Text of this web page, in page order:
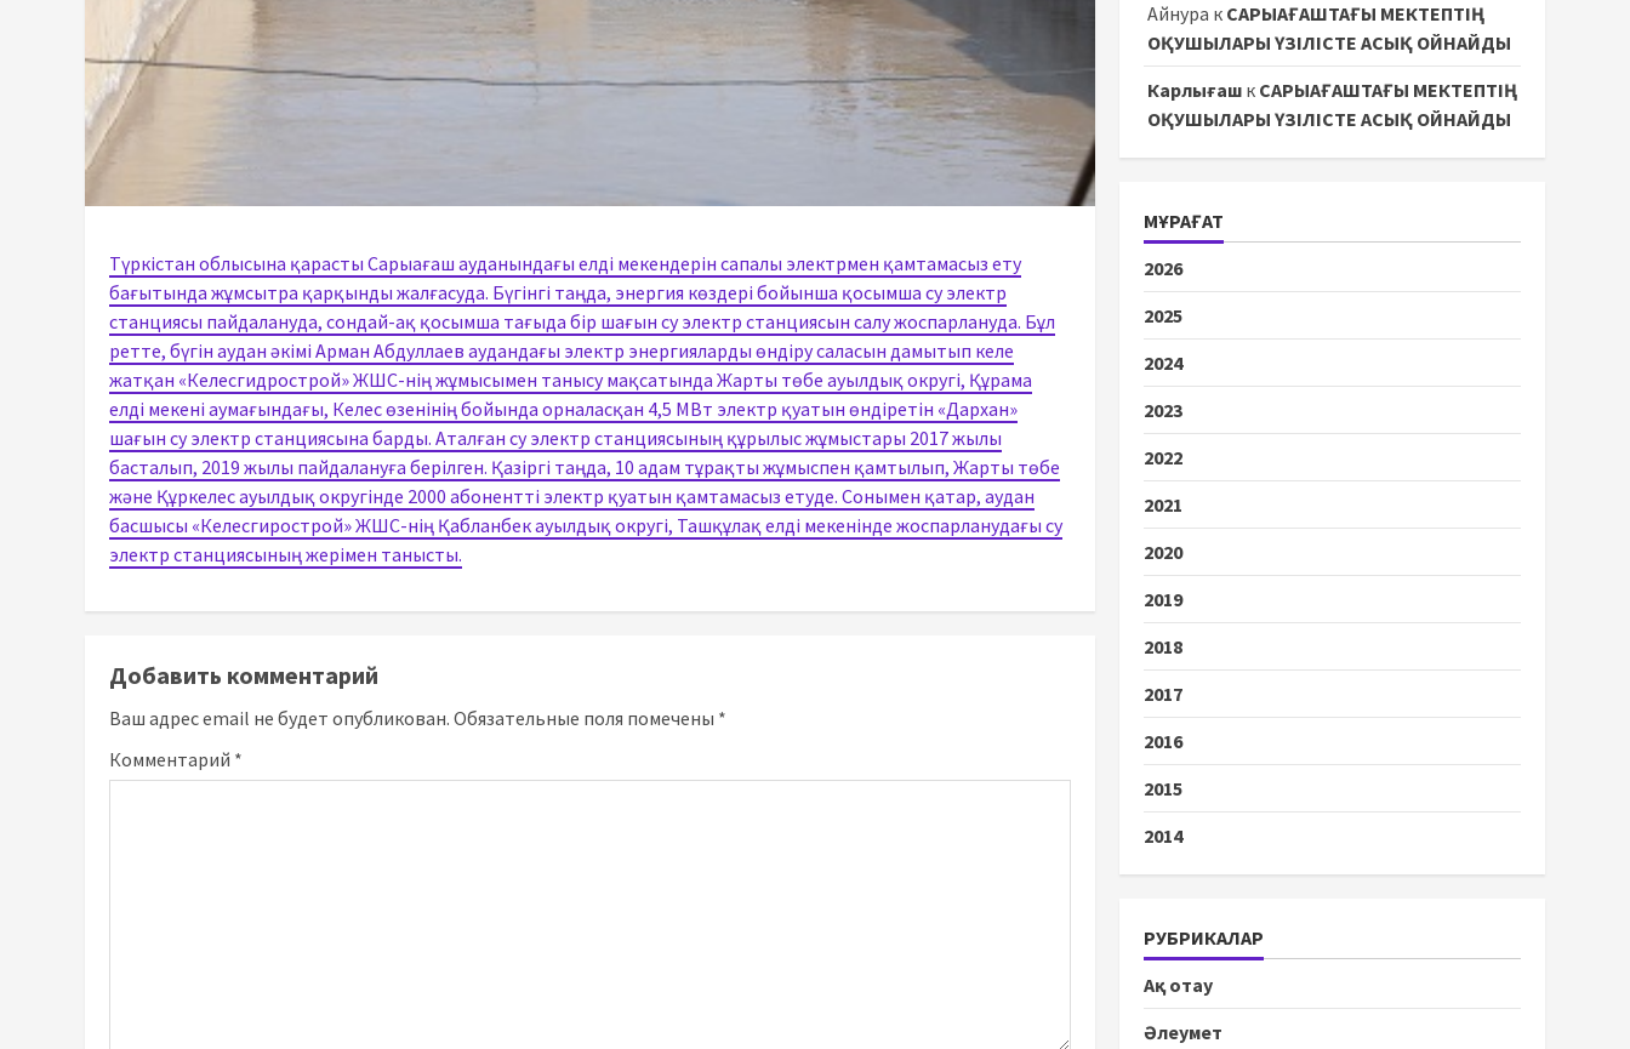
Түркістан облысына қарасты Сарыағаш ауданындағы елді мекендерін сапалы электрмен қамтамасыз ету
бағытында жұмсытра қарқынды жалғасуда. Бүгінгі таңда, энергия көздері бойынша қосымша су электр
станциясы пайдалануда, сондай-ақ қосымша тағыда бір шағын су электр станциясын салу жоспарлануда. Бұл
ретте, бүгін аудан әкімі Арман Абдуллаев аудандағы электр энергияларды өндіру саласын дамытып келе
жатқан «Келесгидрострой» ЖШС-нің жұмысымен танысу мақсатында Жарты төбе ауылдық округі, Құрама
елді мекені аумағындағы, Келес өзенінің бойында орналасқан 4,5 МВт электр қуатын өндіретін «Дархан»
шағын су электр станциясына барды. Аталған су электр станциясының құрылыс жұмыстары 2017 жылы
басталып, 2019 жылы пайдалануға берілген. Қазіргі таңда, 10 адам тұрақты жұмыспен қамтылып, Жарты төбе
және Құркелес ауылдық округінде 2000 абонентті электр қуатын қамтамасыз етуде. Сонымен қатар, аудан
басшысы «Келесгирострой» ЖШС-нің Қабланбек ауылдық округі, Ташқұлақ елді мекенінде жоспарланудағы су
электр станциясының жерімен танысты.
Добавить комментарий
Ваш адрес email не будет опубликован. Обязательные поля помечены *
Комментарий *
Айнура к САРЫАҒАШТАҒЫ МЕКТЕПТІҢ
ОҚУШЫЛАРЫ ҮЗІЛІСТЕ АСЫҚ ОЙНАЙДЫ
Карлығашк САРЫАҒАШТАҒЫ МЕКТЕПТІҢ
ОҚУШЫЛАРЫ ҮЗІЛІСТЕ АСЫҚ ОЙНАЙДЫ
МҰРАҒАТ
2026
2025
2024
2023
2022
2021
2020
2019
2018
2017
2016
2015
2014
РУБРИКАЛАР
Ақ отау
Әлеумет